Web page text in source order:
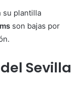
su plantilla
son bajas por
Sevilla